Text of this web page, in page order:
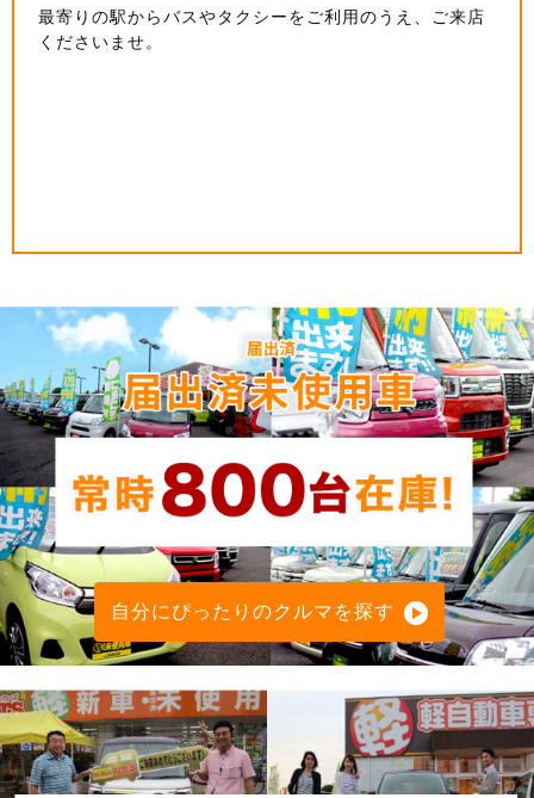
電車でお越し場合
電車でお越し場合
最寄りの駅からバスやタクシーをご利用のうえ、ご来店
くださいませ。
くださいませ。
自分にぴったりのクルマを探す